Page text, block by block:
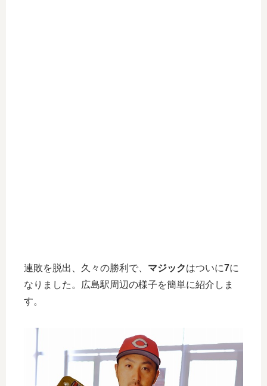
連敗を脱出、久々の勝利で、 マジックはついに7に
なりました。広島駅周辺の様子を簡単に紹介しま
す。